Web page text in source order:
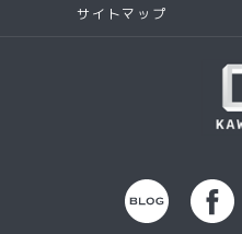
サイトマップ